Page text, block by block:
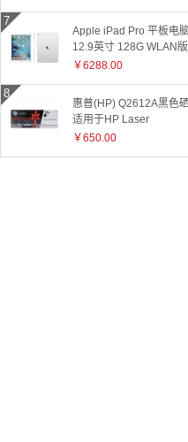
Apple iPad Pro 平板电
12.9英寸 128G WLAN版
ML0Q2CH 银色
￥6288.00
惠普(HP) Q2612A黑色
适用于HP Laser
Jet1010/1015/1018/
￥650.00